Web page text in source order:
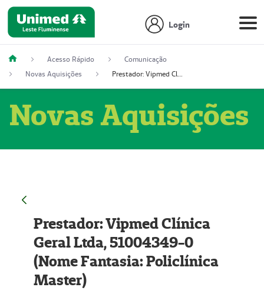
Login
Acesso Rápido
Comunicação
Novas Aquisições
Prestador: Vipmed Clínica Geral Ltda, 51004349-0 (Nome Fantasia: Policlínica Master)
Novas Aquisições
Prestador: Vipmed Clínica
Geral Ltda, 51004349-0
(Nome Fantasia: Policlínica
Master)